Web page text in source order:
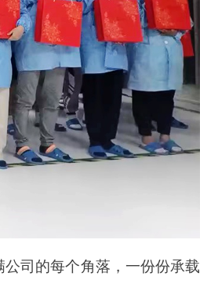
司的每个角落，一份份承载